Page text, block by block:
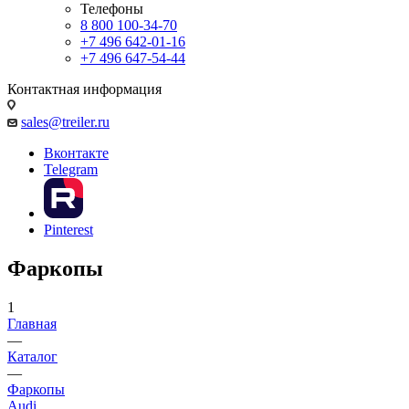
Телефоны
8 800 100-34-70
+7 496 642-01-16
+7 496 647-54-44
Контактная информация
sales@treiler.ru
Вконтакте
Telegram
Pinterest
Фаркопы
1
Главная
—
Каталог
—
Фаркопы
Audi